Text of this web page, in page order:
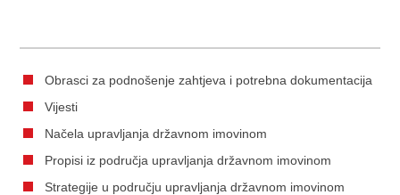
Obrasci za podnošenje zahtjeva i potrebna dokumentacija
Vijesti
Načela upravljanja državnom imovinom
Propisi iz područja upravljanja državnom imovinom
Strategije u području upravljanja državnom imovinom